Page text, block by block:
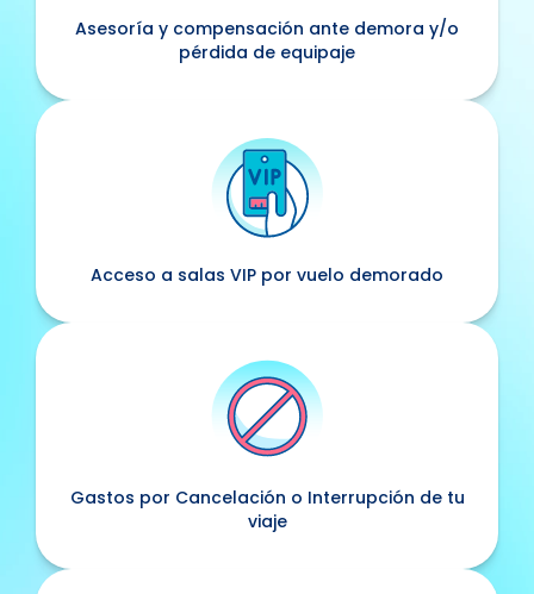
Asesoría y compensación ante demora y/o
pérdida de equipaje
Acceso a salas VIP por vuelo demorado
Gastos por Cancelación o Interrupción de tu
viaje